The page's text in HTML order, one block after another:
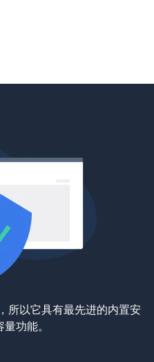
所以它具有最先进的内置安
功能。